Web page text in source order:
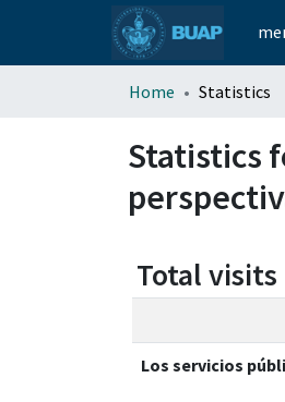
Home Statistics
Statistics
Total visits
Los servicios